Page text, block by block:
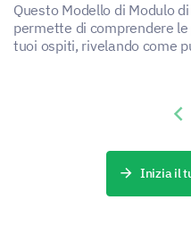
Questo Modello di Modulo
permette di comprendere
tuoi ospiti, rivelando come
Inizia il